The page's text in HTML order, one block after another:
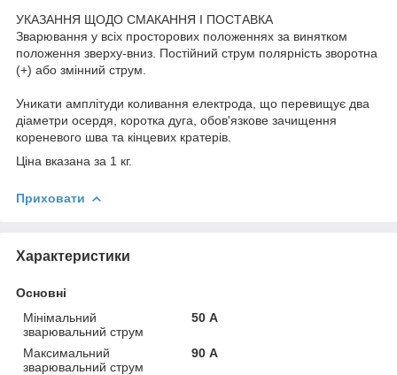
УКАЗАННЯ ЩОДО СМАКАННЯ І ПОСТАВКА
Зварювання у всіх просторових положеннях за винятком
положення зверху-вниз. Постійний струм полярність зворотна
(+) або змінний струм.
Уникати амплітуди коливання електрода, що перевищує два
діаметри осердя, коротка дуга, обов'язкове зачищення
кореневого шва та кінцевих кратерів.
Ціна вказана за 1 кг.
Приховати
Характеристики
Основні
Мінімальний
зварювальний струм
50 А
Максимальний
зварювальний струм
90 А